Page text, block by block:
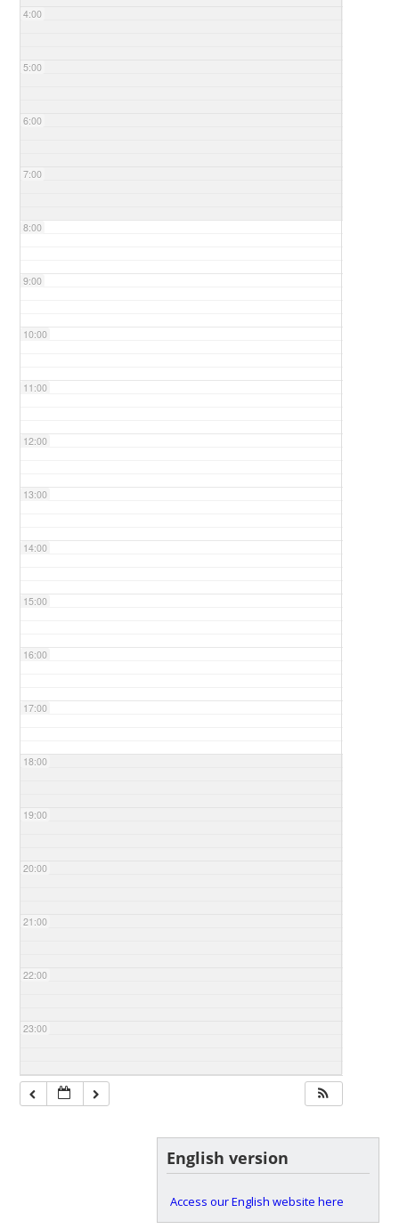
4:00
5:00
6:00
7:00
8:00
9:00
10:00
11:00
12:00
13:00
14:00
15:00
16:00
17:00
18:00
19:00
20:00
21:00
22:00
23:00
English version
Access our English website here